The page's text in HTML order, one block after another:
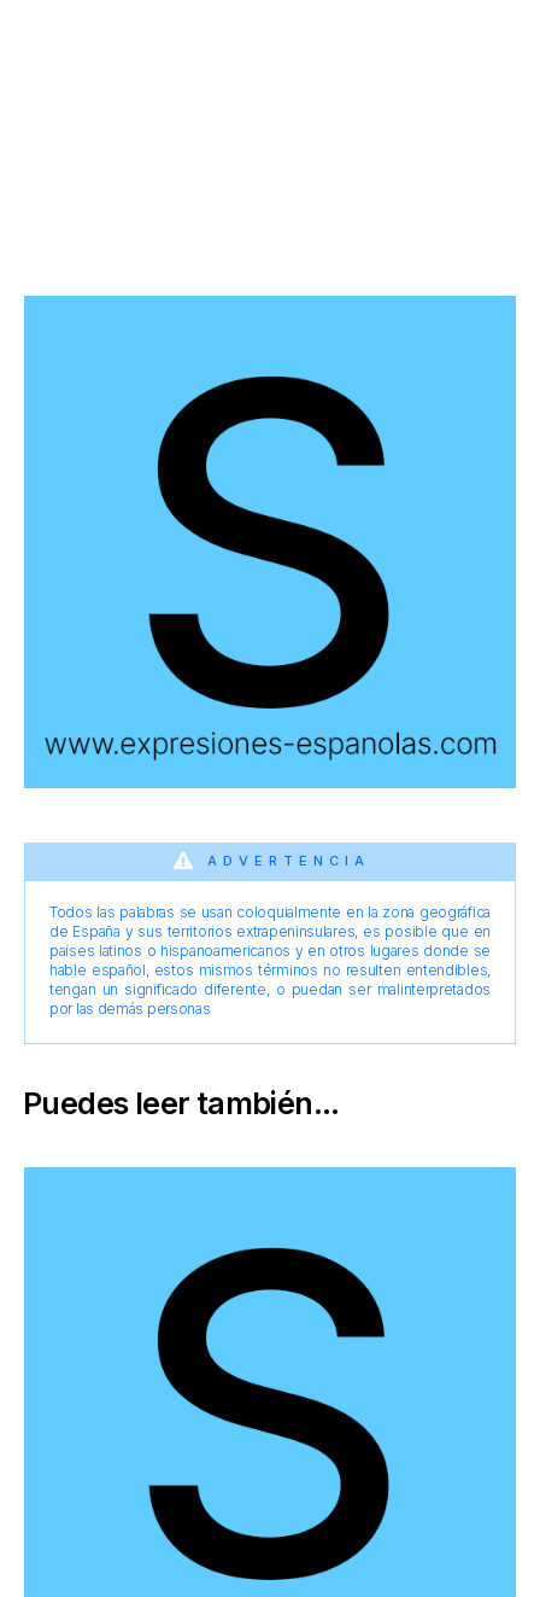
ADVERTENCIA
Todos las palabras se usan coloquialmente en la zona geográfica
de España y sus territorios extrapeninsulares, es posible que en
países latinos o hispanoamericanos y en otros lugares donde se
hable español, estos mismos términos no resulten entendibles,
tengan un significado diferente, o puedan ser malinterpretados
por las demás personas
Puedes leer también...